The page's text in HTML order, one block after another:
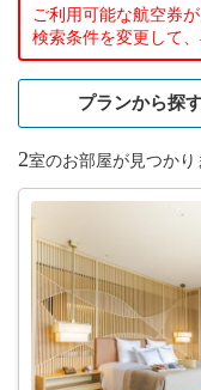
ご利用可能な航空券
検索条件を変更して
プランから探
2室のお部屋が見つかり